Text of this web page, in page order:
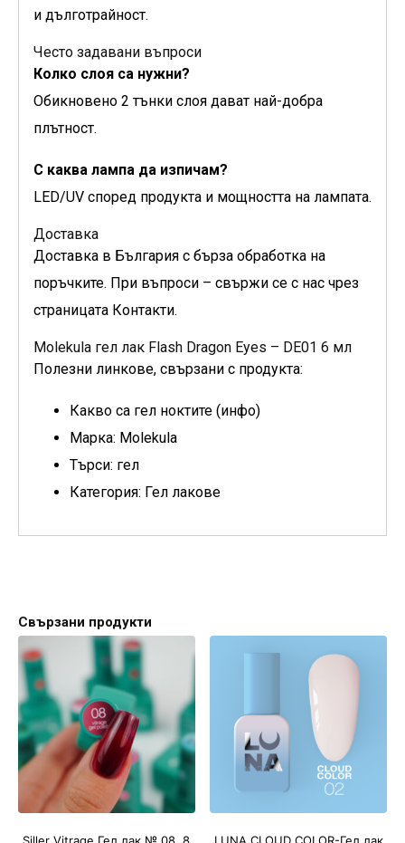
и дълготрайност.
Често задавани въпроси
Колко слоя са нужни?
Обикновено 2 тънки слоя дават най-добра
плътност.
С каква лампа да изпичам?
LED/UV според продукта и мощността на лампата.
Доставка
Доставка в България с бърза обработка на
поръчките. При въпроси – свържи се с нас чрез
страницата Контакти.
Molekula гел лак Flash Dragon Eyes – DE01 6 мл
Полезни линкове, свързани с продукта:
Какво са гел ноктите (инфо)
Марка: Molekula
Търси: гел
Категория: Гел лакове
Свързани продукти
Siller Vitrage Гел лак № 08, 8
LUNA CLOUD COLOR-Гел лак